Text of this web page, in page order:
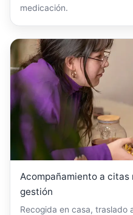
medicación.
Acompañamiento a
gestión
Recogida en casa, traslado